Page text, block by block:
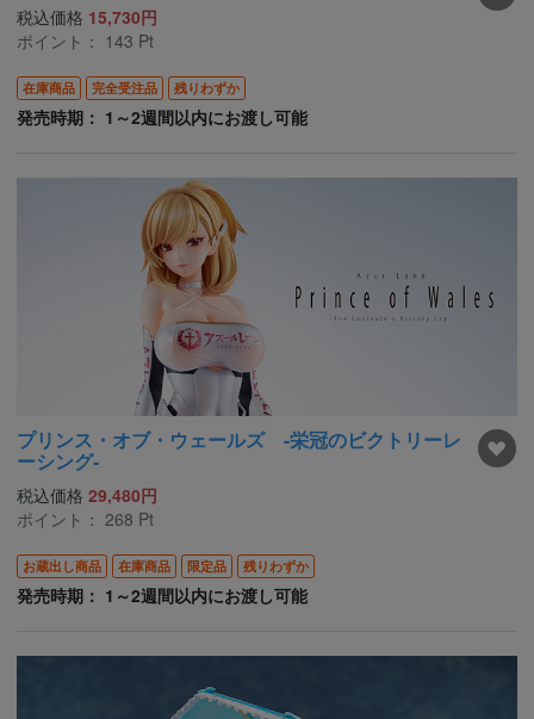
税込価格 15,730円
ポイント： 143 Pt
在庫商品 完全受注品 残りわずか
発売時期： 1～2週間以内にお渡し可能
プリンス・オブ・ウェールズ -栄冠のビクトリーレ
ーシング-
税込価格 29,480円
ポイント： 268 Pt
お蔵出し商品 在庫商品 限定品 残りわずか
発売時期： 1～2週間以内にお渡し可能